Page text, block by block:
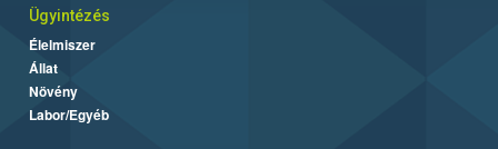
Ügyintézés
Élelmiszer
Állat
Növény
Labor/Egyéb